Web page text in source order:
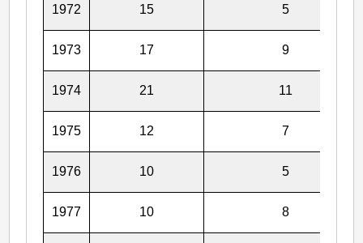
1972 15 5
1973 17 9
1974 21 11
1975 12 7
1976 10 5
1977 10 8